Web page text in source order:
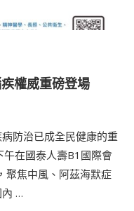
權威重磅登場
防治已成全民健康的重
在國泰人壽B1國際會
聚焦中風、阿茲海默症
內 …